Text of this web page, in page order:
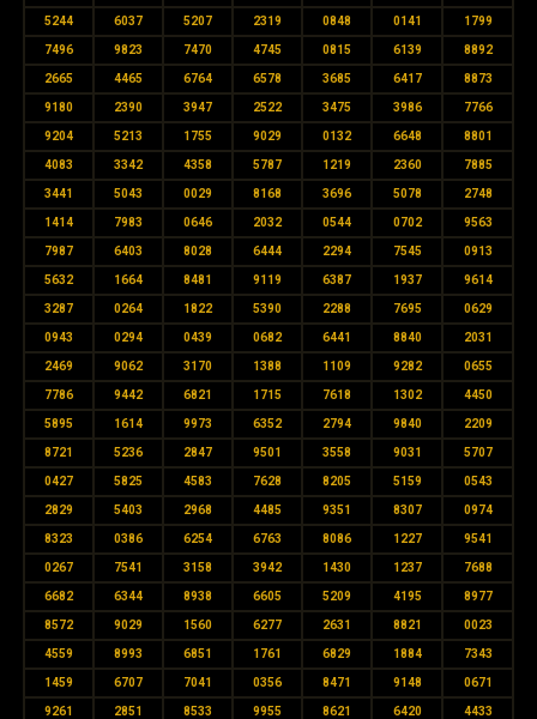
5244 6037 5207 2319 0848 0141 1799
7496 9823 7470 4745 0815 6139 8892
2665 4465 6764 6578 3685 6417 8873
9180 2390 3947 2522 3475 3986 7766
9204 5213 1755 9029 0132 6648 8801
4083 3342 4358 5787 1219 2360 7885
3441 5043 0029 8168 3696 5078 2748
1414 7983 0646 2032 0544 0702 9563
7987 6403 8028 6444 2294 7545 0913
5632 1664 8481 9119 6387 1937 9614
3287 0264 1822 5390 2288 7695 0629
0943 0294 0439 0682 6441 8840 2031
2469 9062 3170 1388 1109 9282 0655
7786 9442 6821 1715 7618 1302 4450
5895 1614 9973 6352 2794 9840 2209
8721 5236 2847 9501 3558 9031 5707
0427 5825 4583 7628 8205 5159 0543
2829 5403 2968 4485 9351 8307 0974
8323 0386 6254 6763 8086 1227 9541
0267 7541 3158 3942 1430 1237 7688
6682 6344 8938 6605 5209 4195 8977
8572 9029 1560 6277 2631 8821 0023
4559 8993 6851 1761 6829 1884 7343
1459 6707 7041 0356 8471 9148 0671
9261 2851 8533 9955 8621 6420 4433